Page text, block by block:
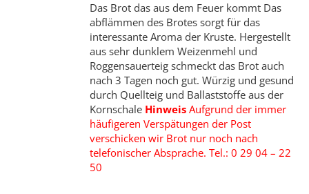
Das Brot das aus dem Feuer kommt Das
abflämmen des Brotes sorgt für das
interessante Aroma der Kruste. Hergestellt
aus sehr dunklem Weizenmehl und
Roggensauerteig schmeckt das Brot auch
nach 3 Tagen noch gut. Würzig und gesund
durch Quellteig und Ballaststoffe aus der
Kornschale Hinweis Aufgrund der immer
häufigeren Verspätungen der Post
verschicken wir Brot nur noch nach
telefonischer Absprache. Tel.: 0 29 04 – 22
50